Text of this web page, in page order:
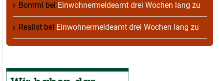
Bomml bei Einwohnermeldeamt drei Wochen lang zu
Realist bei Einwohnermeldeamt drei Wochen lang zu